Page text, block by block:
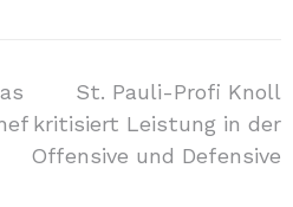
St. Pauli-Profi Knoll
kritisiert Leistung in der
Offensive und Defensive